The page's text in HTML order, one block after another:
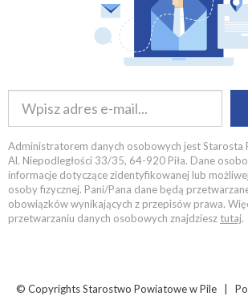
Administratorem danych osobowych jest Starosta
Al. Niepodległości 33/35, 64-920 Piła. Dane
informacje dotyczące zidentyfikowanej lub
osoby fizycznej. Pani/Pana dane będą
obowiązków wynikających z przepisów prawa.
przetwarzaniu danych osobowych znajdziesz tutaj.
© CopyrightsStarostwo Powiatowe w Pile |